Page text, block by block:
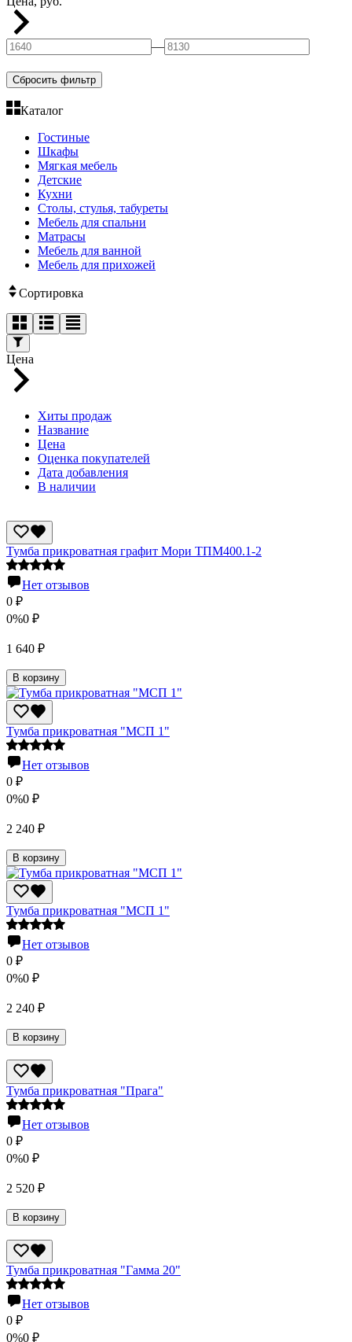
—
Сбросить фильтр
Каталог
Гостиные
Шкафы
Мягкая мебель
Детские
Кухни
Столы, стулья, табуреты
Мебель для спальни
Матрасы
Мебель для ванной
Мебель для прихожей
Сортировка
Цена
Хиты продаж
Название
Цена
Оценка покупателей
Дата добавления
В наличии
Тумба прикроватная графит Мори ТПМ400.1-2
Нет отзывов
0 ₽
0%0 ₽
1 640 ₽
В корзину
Тумба прикроватная "МСП 1"
Нет отзывов
0 ₽
0%0 ₽
2 240 ₽
В корзину
Тумба прикроватная "МСП 1"
Нет отзывов
0 ₽
0%0 ₽
2 240 ₽
В корзину
Тумба прикроватная "Прага"
Нет отзывов
0 ₽
0%0 ₽
2 520 ₽
В корзину
Тумба прикроватная "Гамма 20"
Нет отзывов
0 ₽
0%0 ₽